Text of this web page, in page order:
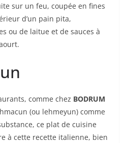
sur un feu, coupée en fines
d’un pain pita,
ou de laitue et de sauces à
comme chez BODRUM
(ou lehmeyun) comme
ce plat de cuisine
à cette recette italienne, bien